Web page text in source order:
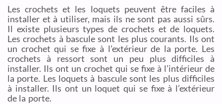
Les crochets et les loquets peuvent être faciles à
installer et à utiliser, mais ils ne sont pas aussi sûrs.
Il existe plusieurs types de crochets et de loquets.
Les crochets à bascule sont les plus courants. Ils ont
un crochet qui se fixe à l’extérieur de la porte. Les
crochets à ressort sont un peu plus difficiles à
installer. Ils ont un crochet qui se fixe à l’intérieur de
la porte. Les loquets à bascule sont les plus difficiles
à installer. Ils ont un loquet qui se fixe à l’extérieur
de la porte.